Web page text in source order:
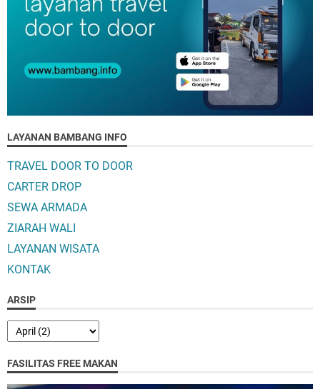
LAYANAN BAMBANG INFO
TRAVEL DOOR TO DOOR
CARTER DROP
SEWA ARMADA
ZIARAH WALI
LAYANAN WISATA
KONTAK
ARSIP
FASILITAS FREE MAKAN